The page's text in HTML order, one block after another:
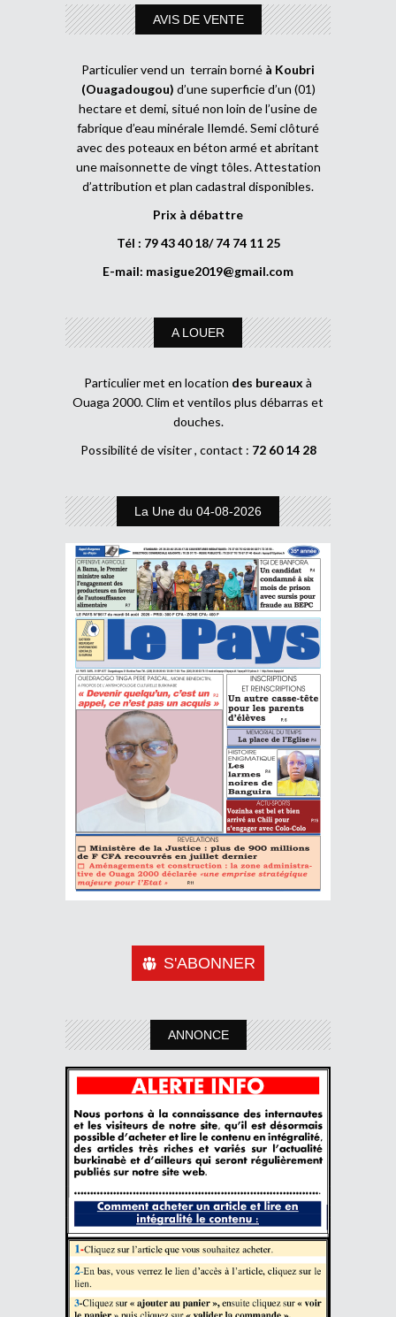
AVIS DE VENTE
Particulier vend un terrain borné à Koubri
(Ouagadougou) d’une superficie d’un (01)
hectare et demi, situé non loin de l’usine de
fabrique d’eau minérale Ilemdé. Semi clôturé
avec des poteaux en béton armé et abritant
une maisonnette de vingt tôles. Attestation
d’attribution et plan cadastral disponibles.
Prix à débattre
Tél : 79 43 40 18/ 74 74 11 25
E-mail: masigue2019@gmail.com
A LOUER
Particulier met en location des bureaux à
Ouaga 2000. Clim et ventilos plus débarras et
douches.
Possibilité de visiter , contact : 72 60 14 28
La Une du 04-08-2026
S'ABONNER
ANNONCE